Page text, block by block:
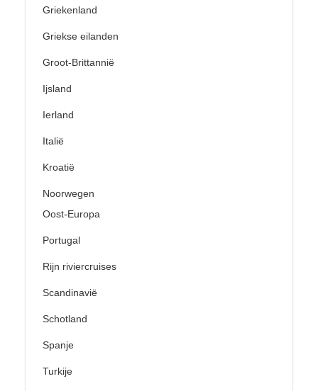
Griekenland
Griekse eilanden
Groot-Brittannië
Ijsland
Ierland
Italië
Kroatië
Noorwegen
Oost-Europa
Portugal
Rijn riviercruises
Scandinavië
Schotland
Spanje
Turkije